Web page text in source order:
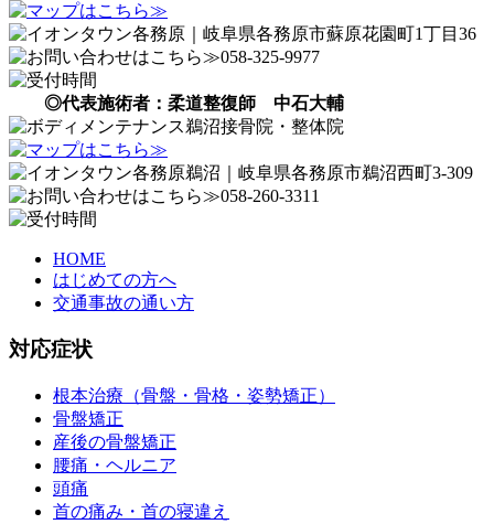
◎代表施術者：柔道整復師 中石大輔
HOME
はじめての方へ
交通事故の通い方
対応症状
根本治療（骨盤・骨格・姿勢矯正）
骨盤矯正
産後の骨盤矯正
腰痛・ヘルニア
頭痛
首の痛み・首の寝違え